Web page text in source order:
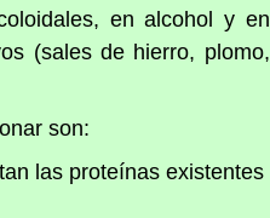
en alcohol y en
(sales de hierro, plomo,
son:
las proteínas existentes